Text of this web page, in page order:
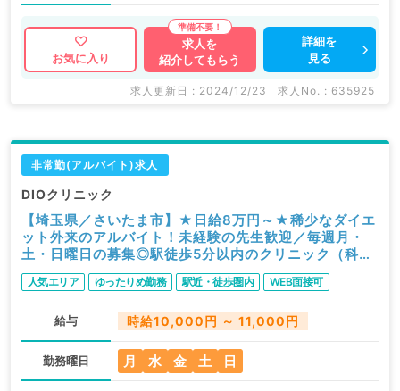
お気に入り
求人を
紹介してもらう
詳細を
見る
求人更新日 : 2024/12/23 求人No. : 635925
非常勤(アルバイト)求人
DIOクリニック
【埼玉県／さいたま市】★日給8万円～★稀少なダイエ
ット外来のアルバイト！未経験の先生歓迎／毎週月・
土・日曜日の募集◎駅徒歩5分以内のクリニック（科目
不問／非常勤）
人気エリア ゆったりめ勤務 駅近・徒歩圏内 WEB面接可
給与 時給10,000円 ～ 11,000円
勤務曜日 月 水 金 土 日